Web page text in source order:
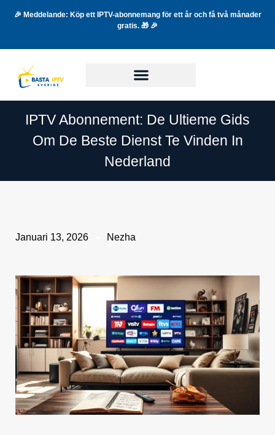
🎉 Meddelande: Köp ett IPTV-abonnemang för ett år och få två månader
gratis. 🎁 🎉
IPTV Abonnement: De Ultieme Gids
Om De Beste Dienst Te Vinden In
Nederland
Januari 13, 2026 Nezha